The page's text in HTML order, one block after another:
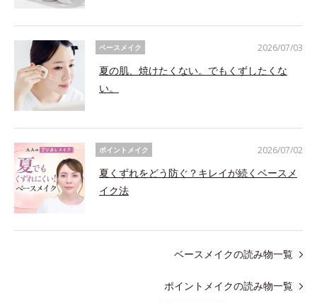
ベースメイク
夏の肌、焼けたくない。でもくずしたくな
い。
2026/07/03
ポイントメイク
夏くずれをどう防ぐ？キレイが続くベースメ
イク法
2026/07/02
ベースメイクの読み物一覧
ポイントメイクの読み物一覧